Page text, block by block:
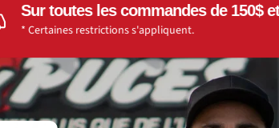
les commandes de 150$ et plus
restrictions s'appliquent.